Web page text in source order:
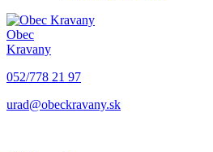
Obec
Kravany
052/778 21 97
urad@obeckravany.sk